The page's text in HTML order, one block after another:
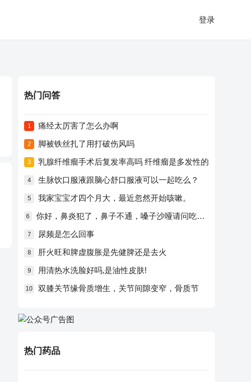
登录
热门问答
1 痛经太厉害了怎么办啊
2 脚被铁丝扎了用打破伤风吗
3 乳腺纤维瘤手术后复发率高吗 纤维瘤是多发性的
4 生脉饮口服液跟脑心舒口服液可以一起吃么？
5 我家宝宝才四个月大，最近忽然开始咳嗽。
6 你好，鼻炎犯了，鼻子不通，嗓子沙哑请问吃什么药比较好？
7 尿频是怎么回事
8 肝火旺和脾虚腹胀是先健脾还是去火
9 用清热水洗脸好吗,是油性皮肤!
10 双膝关节缘骨质增生，关节间隙变窄，骨质节
热门药品